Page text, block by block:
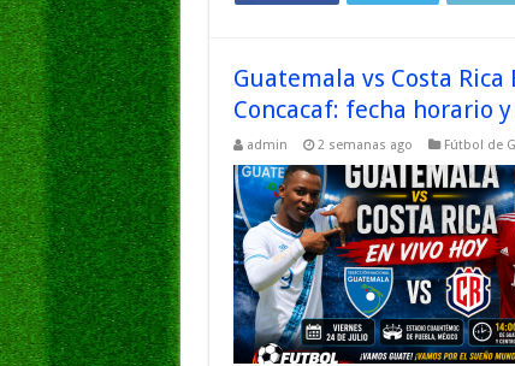
Guatemala vs Costa Rica
Concacaf: fecha horario
admin 2 semanas ago Fútbol de